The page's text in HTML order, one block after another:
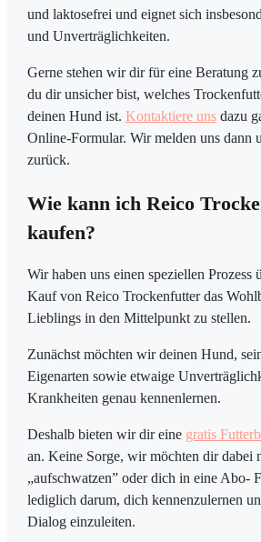
und laktosefrei und eignet sich
und Unverträglichkeiten.
Gerne stehen wir dir für eine Beratung
du dir unsicher bist, welches
deinen Hund ist. Kontaktiere unsdazu
Online-Formular. Wir melden uns dann
zurück.
Wie kann ich Reico
kaufen?
Wir haben uns einen speziellen Prozess
Kauf von Reico Trockenfutter das
Lieblings in den Mittelpunkt zu stellen.
Zunächst möchten wir deinen Hund,
Eigenarten sowie etwaige
Krankheiten genau kennenlernen.
Deshalb bieten wir dir eine gratis
an. Keine Sorge, wir möchten dir dabei
„aufschwatzen” oder dich in eine Abo-
lediglich darum, dich kennenzulernen
Dialog einzuleiten.